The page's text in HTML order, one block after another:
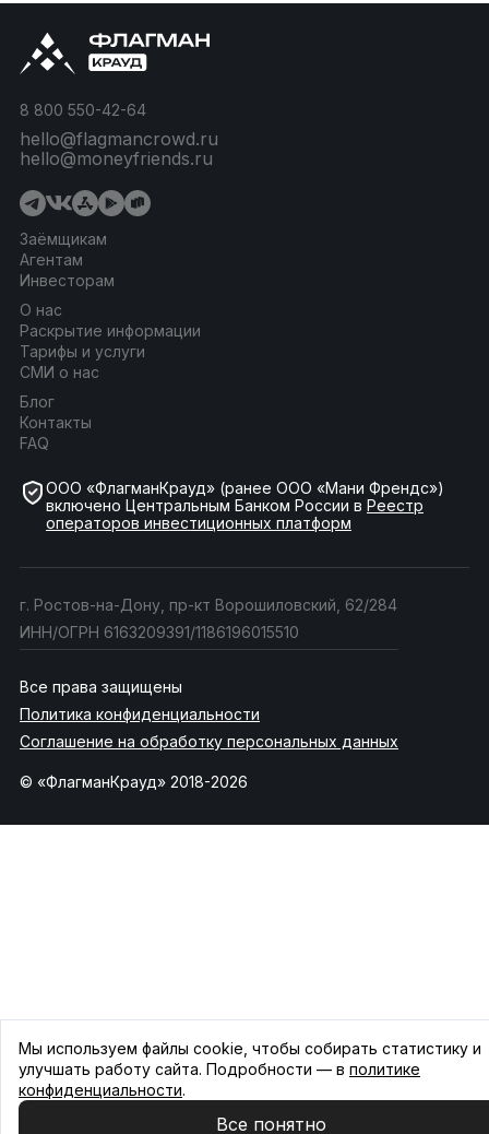
Мы используем файлы cookie, чтобы собирать статистику и
улучшать работу сайта. Подробности — в политике
конфиденциальности.
Все понятно
Заёмщикам
Агентам
Инвесторам
О нас
Раскрытие информации
Тарифы и услуги
СМИ о нас
Блог
Контакты
FAQ
8 800 550-42-64
hello@flagmancrowd.ru
hello@moneyfriends.ru
ООО «ФлагманКрауд» (ранее ООО «Мани Френдс»)
включено Центральным Банком России в Реестр
операторов инвестиционных платформ
г. Ростов-на-Дону, пр-кт Ворошиловский, 62/284
ИНН/ОГРН 6163209391/1186196015510
Все права защищены
Политика конфиденциальности
Соглашение на обработку персональных данных
© «ФлагманКрауд» 2018-2026